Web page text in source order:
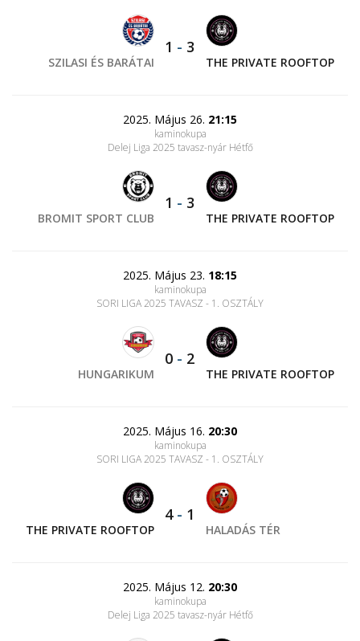
SZILASI ÉS BARÁTAI
1 - 3
THE PRIVATE ROOFTOP
2025. Május 26. 21:15
kaminokupa
Delej Liga 2025 tavasz-nyár Hétfő
BROMIT SPORT CLUB
1 - 3
THE PRIVATE ROOFTOP
2025. Május 23. 18:15
kaminokupa
SORI LIGA 2025 TAVASZ - 1. OSZTÁLY
HUNGARIKUM
0 - 2
THE PRIVATE ROOFTOP
2025. Május 16. 20:30
kaminokupa
SORI LIGA 2025 TAVASZ - 1. OSZTÁLY
THE PRIVATE ROOFTOP
4- 1
HALADÁS TÉR
2025. Május 12. 20:30
kaminokupa
Delej Liga 2025 tavasz-nyár Hétfő